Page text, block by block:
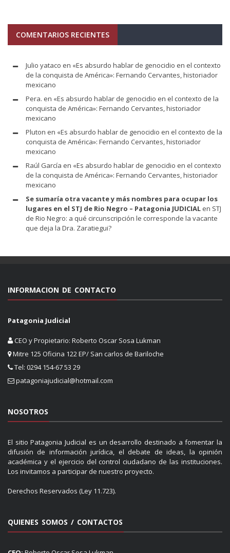
COMENTARIOS RECIENTES
Julio yataco en «Es absurdo hablar de genocidio en el contexto
de la conquista de América»: Fernando Cervantes, historiador
mexicano
Pera. en «Es absurdo hablar de genocidio en el contexto de la
conquista de América»: Fernando Cervantes, historiador
mexicano
Pluton en «Es absurdo hablar de genocidio en el contexto de la
conquista de América»: Fernando Cervantes, historiador
mexicano
Raúl García en «Es absurdo hablar de genocidio en el contexto
de la conquista de América»: Fernando Cervantes, historiador
mexicano
Se sumaría otra vacante y más nombres para ocupar los
lugares en el STJ de Rio Negro – Patagonia JUDICIAL en STJ
de Rio Negro: a qué circunscripción le corresponde la vacante
que deja la Dra. Zaratiegui?
INFORMACION DE CONTACTO
Patagonia Judicial
CEO y Propietario: Roberto Oscar Sosa Lukman
Mitre 125 Oficina 122 EP/ San carlos de Bariloche
Tel: 0294 154-67 53 29
patagoniajudicial@hotmail.com
NOSOTROS
El sitio Patagonia Judicial es un desarrollo destinado a fomentar la
difusión de información jurídica, el debate de ideas, la opinión
académica y el ejercicio del control ciudadano de las instituciones.
Los invitamos a participar de nuestro proyecto.
Derechos Reservados (Ley 11.723).
QUIENES SOMOS / CONTACTOS